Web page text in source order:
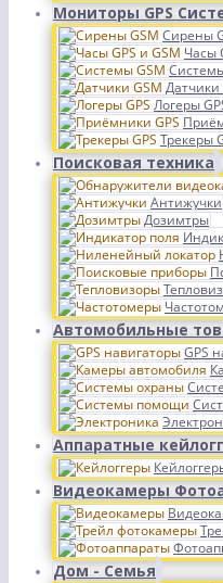
Мониторы GPS
Сирены
Часы
Датчики
Логеры
Трекеры
Поисковая техника
Антижучки
Дозимтры
Автомобильные
GPS
Аппаратные
Видеокамеры
Дом - Семья